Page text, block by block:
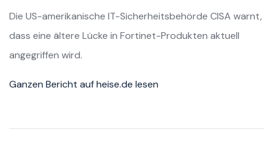
Die US-amerikanische IT-Sicherheitsbehörde CISA warnt,
dass eine ältere Lücke in Fortinet-Produkten aktuell
angegriffen wird.
Ganzen Bericht auf heise.de lesen